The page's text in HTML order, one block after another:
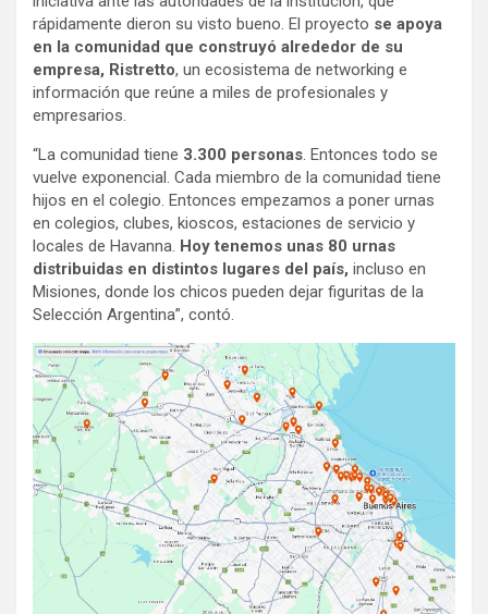
rápidamente dieron su visto bueno. El proyecto se apoya
en la comunidad que construyó alrededor de su
empresa, Ristretto, un ecosistema de networking e
información que reúne a miles de profesionales y
empresarios.
“La comunidad tiene 3.300 personas. Entonces todo se
vuelve exponencial. Cada miembro de la comunidad tiene
hijos en el colegio. Entonces empezamos a poner urnas
en colegios, clubes, kioscos, estaciones de servicio y
locales de Havanna. Hoy tenemos unas 80 urnas
distribuidas en distintos lugares del país, incluso en
Misiones, donde los chicos pueden dejar figuritas de la
Selección Argentina”, contó.